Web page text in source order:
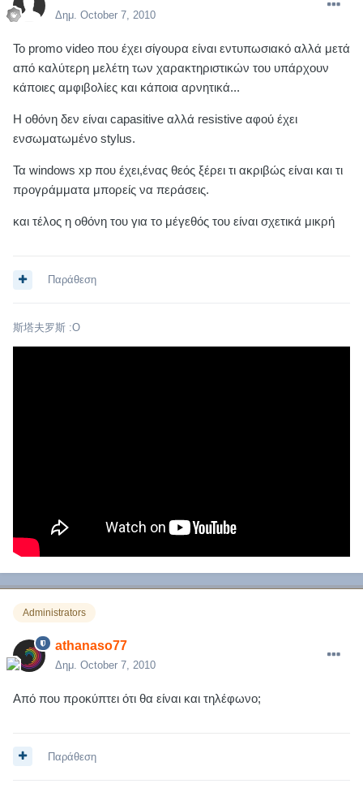
Δημ. October 7, 2010
Το promo video που έχει σίγουρα είναι εντυπωσιακό αλλά μετά
από καλύτερη μελέτη των χαρακτηριστικών του υπάρχουν
κάποιες αμφιβολίες και κάποια αρνητικά...
Η οθόνη δεν είναι capasitive αλλά resistive αφού έχει
ενσωματωμένο stylus.
Τα windows xp που έχει,ένας θεός ξέρει τι ακριβώς είναι και τι
προγράμματα μπορείς να περάσεις.
και τέλος η οθόνη του για το μέγεθός του είναι σχετικά μικρή
Παράθεση
斯塔夫罗斯 :O
Administrators
athanaso77
Δημ. October 7, 2010
Από που προκύπτει ότι θα είναι και τηλέφωνο;
Παράθεση